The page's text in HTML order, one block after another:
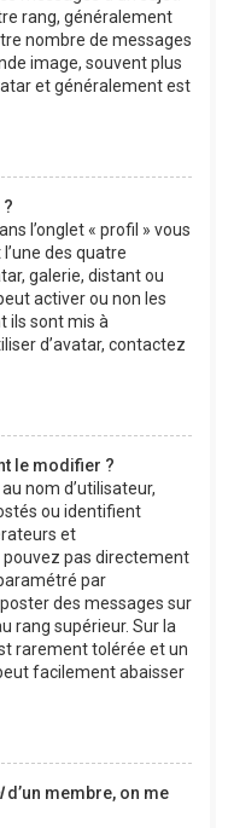
rang, généralement
nombre de messages
image, souvent plus
et généralement est
l’onglet « profil » vous
des quatre
galerie, distant ou
activer ou non les
ils sont mis à
d’avatar, contactez
le modifier ?
nom d’utilisateur,
ou identifient
et
pouvez pas directement
par
des messages sur
rang supérieur. Sur la
rarement tolérée et un
facilement abaisser
d’un membre, on me